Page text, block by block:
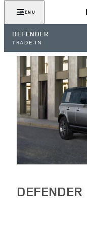
MENU
DEFENDER
TRADE-IN
DEFENDER